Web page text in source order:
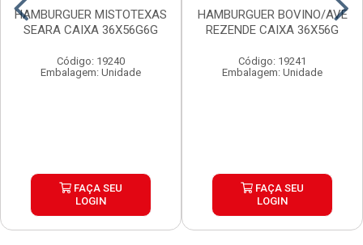
HAMBURGUER MISTOTEXAS
SEARA CAIXA 36X56G6G
Código: 19240
Embalagem: Unidade
FAÇA SEU
LOGIN
HAMBURGUER BOVINO/AVE
REZENDE CAIXA 36X56G
Código: 19241
Embalagem: Unidade
FAÇA SEU
LOGIN